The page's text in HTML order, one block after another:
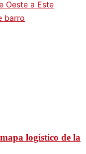
Oeste a Este
barro
logístico de la